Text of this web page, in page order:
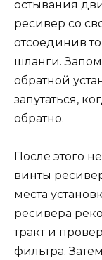
остывания
ресивер со
отсоединив
шланги.
обратной
запутаться,
обратно.
После этого
винты
места
ресивера
тракт и
фильтра.